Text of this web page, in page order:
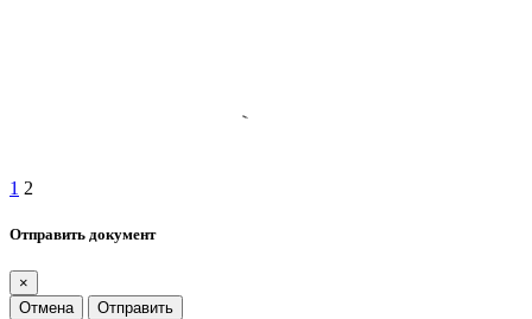
1 2
Отправить документ
×
Отмена
Отправить